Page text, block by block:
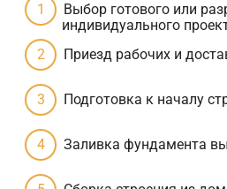
Выбор готового или
индивидуального
Приезд рабочих и
Подготовка к началу
Заливка фундамента